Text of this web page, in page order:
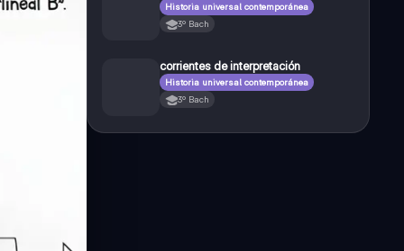
Historia universal contemporánea
3º Bach
corrientes de interpretación
Historia universal contemporánea
3º Bach